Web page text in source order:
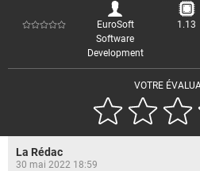
VOTRE
EuroSoft
Software
Development
1.13
La Rédac
30 mai 2022 18:59